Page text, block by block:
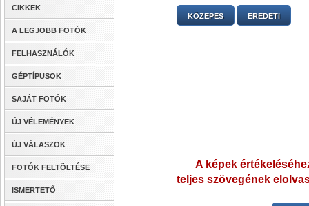
CIKKEK
A LEGJOBB FOTÓK
FELHASZNÁLÓK
GÉPTÍPUSOK
SAJÁT FOTÓK
ÚJ VÉLEMÉNYEK
ÚJ VÁLASZOK
FOTÓK FELTÖLTÉSE
ISMERTETŐ
KÖZEPES EREDETI
A képek
teljes szövegének